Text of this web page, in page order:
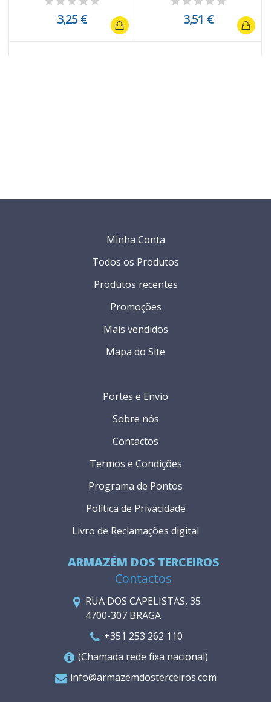
3,25 € 3,51 €
ARMAZÉM DOS TERCEIROS
Contactos
RUA DOS CAPELISTAS, 35
4700-307 BRAGA
+351 253 262 110
(Chamada rede fixa nacional)
info@armazemdosterceiros.com
Portes e Envio
Sobre nós
Contactos
Termos e Condições
Programa de Pontos
Política de Privacidade
Livro de Reclamações digital
Minha Conta
Todos os Produtos
Produtos recentes
Promoções
Mais vendidos
Mapa do Site